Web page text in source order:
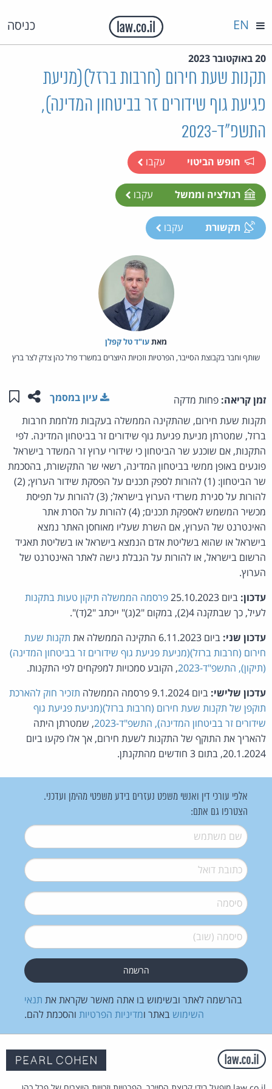
כניסה EN
20 באוקטובר 2023
תקנות שעת חירום (חרבות ברזל)(מניעת
פגיעת גוף שידורים זר בביטחון המדינה),
התשפ"ד-2023
חופש הביטוי עקבו
רגולציה וממשל עקבו
תקשורת עקבו
מאת‏עו"ד טל קפלן
שותף וחבר בקבוצת הסייבר, הפרטיות וזכויות היוצרים במשרד פרל כהן צדק לצר ברץ
זמן קריאה: פחות מדקה שתפו
עיון במסמך
תקנות שעת חירום, שהתקינה הממשלה בעקבות מלחמת חרבות
ברזל, שמטרתן מניעת פגיעת גוף שידורים זר בביטחון המדינה. לפי
התקנות, אם שוכנע שר הביטחון כי שידורי ערוץ זר המשדר בישראל
פוגעים באופן ממשי בביטחון המדינה, רשאי שר התקשורת, בהסכמת
שר הביטחון : (1) להורות לספק תכנים על הפסקת שידור הערוץ; (2)
להורות על סגירת משרדי הערוץ בישראל; (3) להורות על תפיסת
מכשיר המשמש לאספקת תכנים; (4) להורות על הסרת אתר
האינטרנט של ה ערוץ, אם השרת שעליו מאוחסן ה אתר נמצא
בישראל או שהוא בשליטת אדם הנמצא בישראל או בשליטת תאגיד
הרשום בישראל, או להורות על הגבלת גישה לאתר האינטרנט של
ה ערוץ.
עדכון: ביום 25.10.2023
פרסמה הממשלה תיקון טעות בתקנות
לעיל, כך שבתקנה 4(2), במקום "2(ג)" ייכתב "2(ד)".
עדכון שני: ביום 6.11.2023 התקינה הממשלה את
תקנות שעת
חירום (חרבות ברזל)(מניעת פגיעת גוף שידורים זר בביטחון המדינה)
(תיקון), התשפ"ד-2023
, הקובע סמכויות למפקחים לפי התקנות.
עדכון שלישי: ביום 9.1.2024 פרסמה הממשלה
תזכיר חוק להארכת
תוקפן של תקנות שעת חירום (חרבות ברזל)(מניעת פגיעת גוף
שידורים זר בביטחון המדינה), התשפ"ד-2023
, שמטרתן היתה
להאריך את התוקף של התקנות לשעת חירום, אך אלו פקעו ביום
20.1.2024, בתום 3 חודשים מהתקנתן.
אלפי עורכי דין ואנשי משפט נעזרים בידע משפטי מהימן ועדכני.
הצטרפו גם אתם:
שם משתמש*
דואל*
סיסמה*
סיסמה (שוב)*
בהרשמה לאתר ובשימוש בו אתה מאשר שקראת את תנאי
השימוש באתר ומדיניות הפרטיות והסכמת להם.